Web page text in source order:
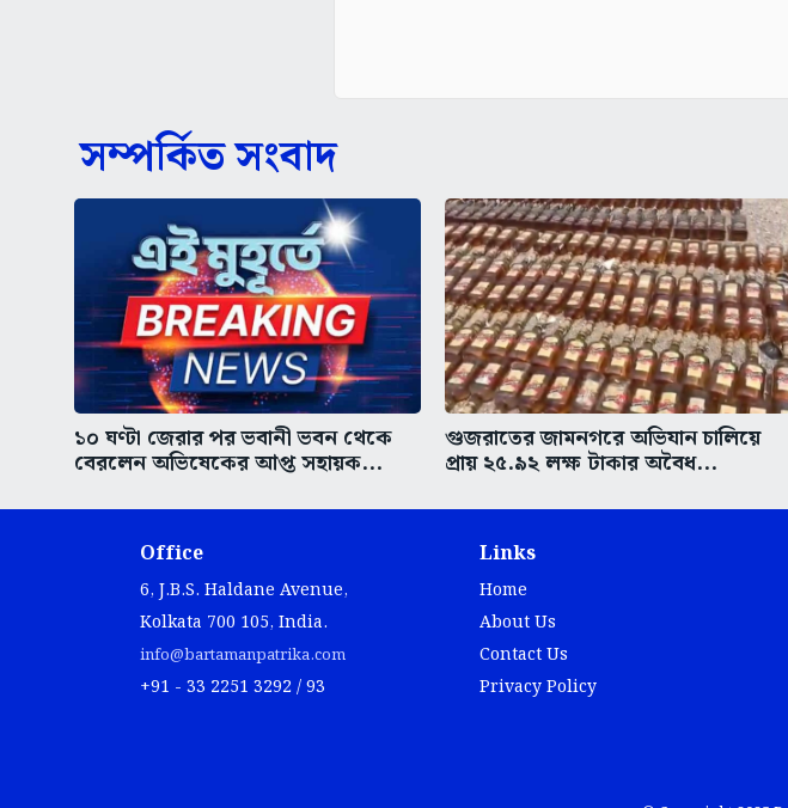
সম্পর্কিত সংবাদ
১০ ঘণ্টা জেরার পর ভবানী ভবন থেকে
বেরলেন অভিষেকের আপ্ত সহায়ক...
গুজরাতের জামনগরে অভিযান চালিয়ে
প্রায় ২৫.৯২ লক্ষ টাকার অবৈধ...
Office
6, J.B.S. Haldane Avenue,
Kolkata 700 105, India.
info@bartamanpatrika.com
+91 - 33 2251 3292 / 93
Links
Home
About Us
Contact Us
Privacy Policy